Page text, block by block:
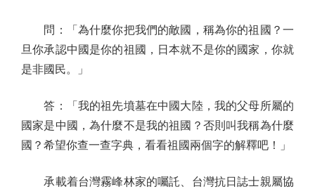
問：「為什麼你把我們的敵國，稱為你的祖國？一
旦你承認中國是你的祖國，日本就不是你的國家，你就
是非國民。」
答：「我的祖先墳墓在中國大陸，我的父母所屬的
國家是中國，為什麼不是我的祖國？否則叫我稱為什麼
國？希望你查一查字典，看看祖國兩個字的解釋吧！」
承載着台灣霧峰林家的囑託、台灣抗日誌士親屬協